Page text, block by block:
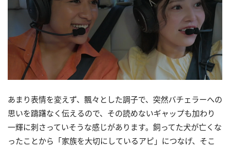
あまり表情を変えず、飄々とした調子で、突然バチェラーへの
思いを躊躇なく伝えるので、その読めないギャップも加わり
一輝に刺さっていそうな感じがあります。飼ってた犬が亡くな
ったことから「家族を大切にしているアピ」につなげ、そこ